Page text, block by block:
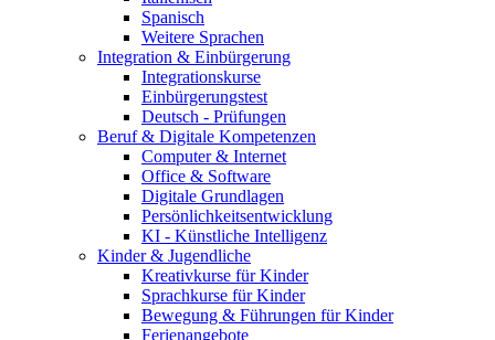
Spanisch
Weitere Sprachen
Integration & Einbürgerung
Integrationskurse
Einbürgerungstest
Deutsch - Prüfungen
Beruf & Digitale Kompetenzen
Computer & Internet
Office & Software
Digitale Grundlagen
Persönlichkeitsentwicklung
KI - Künstliche Intelligenz
Kinder & Jugendliche
Kreativkurse für Kinder
Sprachkurse für Kinder
Bewegung & Führungen für Kinder
Ferienangebote